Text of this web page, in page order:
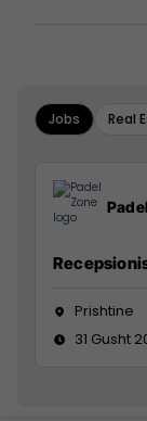
Jobs Real
Prishtine
31 Gusht